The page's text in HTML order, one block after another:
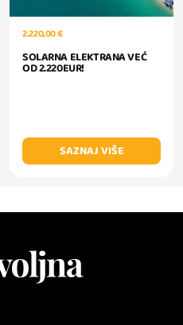
2.220,00 €
SOLARNA ELEKTRANA VEĆ
OD 2.220EUR!
SAZNAJ VIŠE